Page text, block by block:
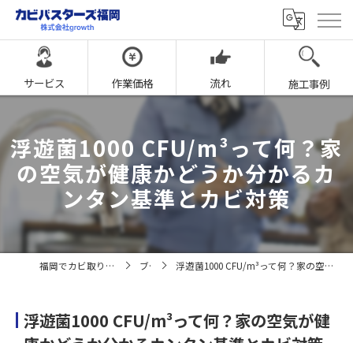
サービス 作業価格 流れ 施工事例
浮遊菌1000 CFU/m³って何？家
の空気が健康かどうか分かるカ
ンタン基準とカビ対策
福岡でカビ取りならカビバスターズ福岡 ブログ 浮遊菌1000 CFU/m³って何？家の空気が健康かどうか分かるカンタン基準とカビ対策
浮遊菌1000 CFU/m³って何？家の空気が健